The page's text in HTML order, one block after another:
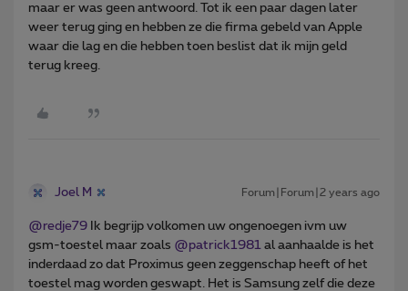
maar er was geen antwoord. Tot ik een paar dagen later
weer terug ging en hebben ze die firma gebeld van Apple
waar die lag en die hebben toen beslist dat ik mijn geld
terug kreeg.
Joel M Forum|Forum|2 years ago
@redje79 Ik begrijp volkomen uw ongenoegen ivm uw
gsm-toestel maar zoals @patrick1981 al aanhaalde is het
inderdaad zo dat Proximus geen zeggenschap heeft of het
toestel mag worden geswapt. Het is Samsung zelf die deze